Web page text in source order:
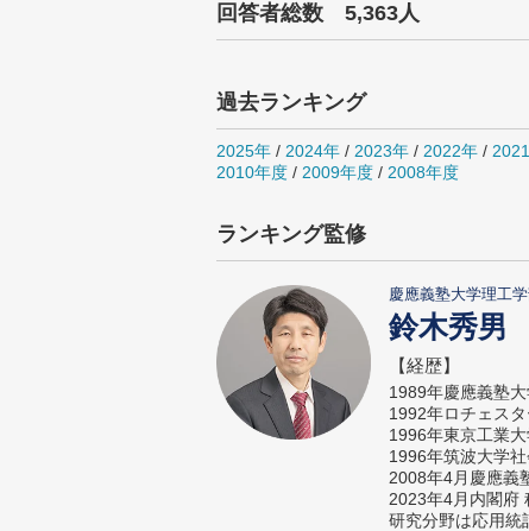
回答者総数 5,363人
過去ランキング
2025年 / 2024年 / 2023年 / 2022年 /
2010年度 / 2009年度 / 2008年度
ランキング監修
慶應義塾大学理工
鈴木秀男
【経歴】
1989年慶應義塾大
1992年ロチェス
1996年東京工業
1996年筑波大学
2008年4月慶應義
2023年4月内閣府
研究分野は応用統